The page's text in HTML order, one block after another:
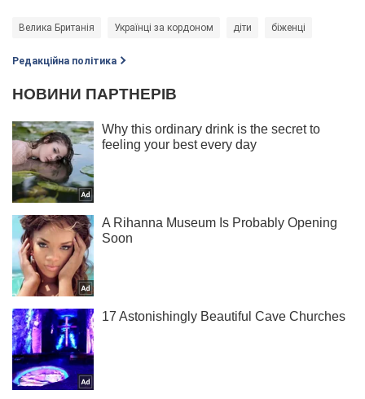
Велика Британія Українці за кордоном діти біженці
Редакційна політика